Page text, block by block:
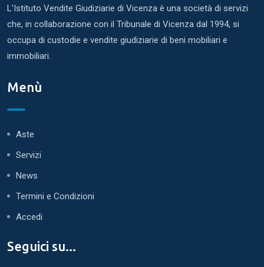
L'Istituto Vendite Giudiziarie di Vicenza è una società di servizi
che, in collaborazione con il Tribunale di Vicenza dal 1994, si
occupa di custodie e vendite giudiziarie di beni mobiliari e
immobiliari.
Menù
Aste
Servizi
News
Termini e Condizioni
Accedi
Seguici su...